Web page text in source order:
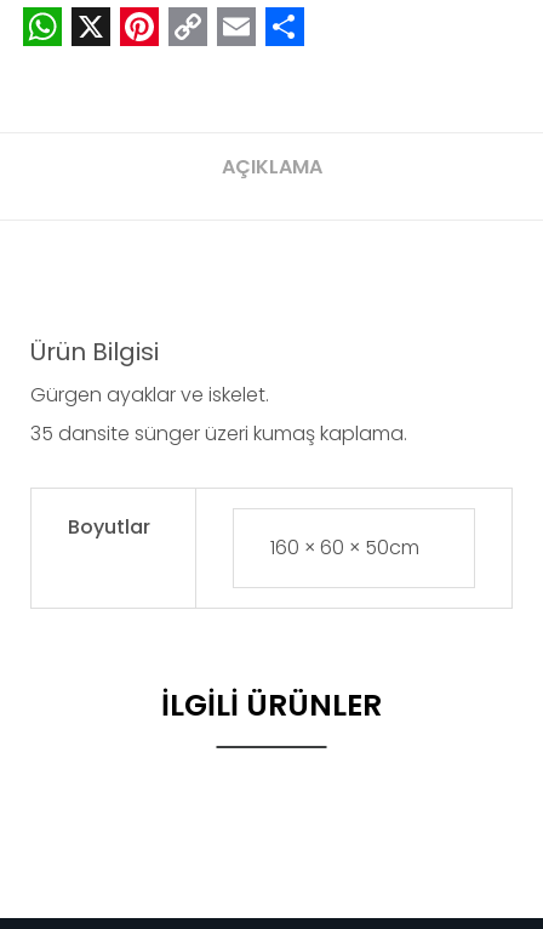
WhatsApp
X Pinterest
Copy
EmailShare
AÇIKLAMA
Ürün Bilgisi
Gürgen ayaklar ve iskelet.
35 dansite sünger üzeri kumaş kaplama.
Boyutlar
160 × 60 × 50cm
İLGILI ÜRÜNLER